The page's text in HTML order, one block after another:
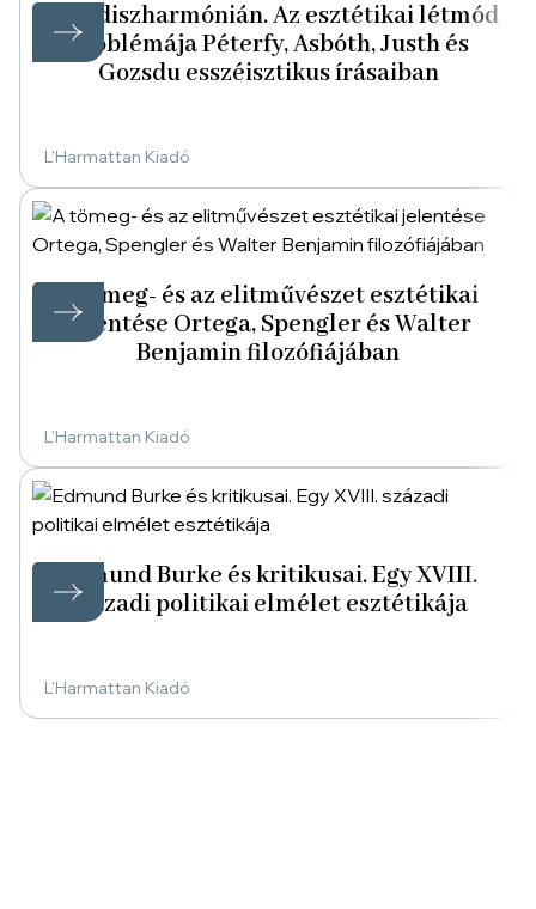
Túl a diszharmónián. Az esztétikai létmód
problémája Péterfy, Asbóth, Justh és
Gozsdu esszéisztikus írásaiban
L'Harmattan Kiadó
A tömeg- és az elitművészet esztétikai
jelentése Ortega, Spengler és Walter
Benjamin filozófiájában
L'Harmattan Kiadó
Edmund Burke és kritikusai. Egy XVIII.
századi politikai elmélet esztétikája
L'Harmattan Kiadó